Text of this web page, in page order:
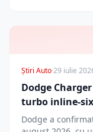
Știri Auto·29 iulie
Dodge
turbo inline-
Dodge a